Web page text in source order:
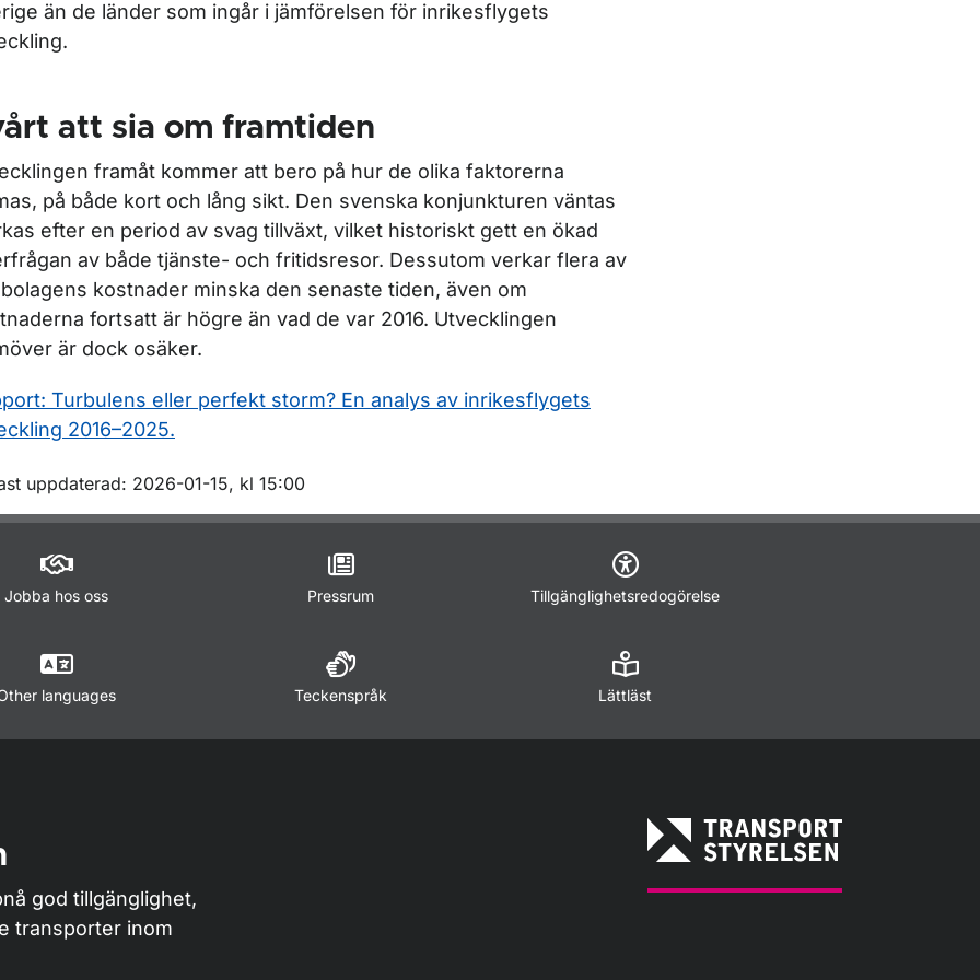
än de länder som ingår i jämförelsen för inrikesflygets
att sia om framtiden
framåt kommer att bero på hur de olika faktorerna
på både kort och lång sikt. Den svenska konjunkturen väntas
efter en period av svag tillväxt, vilket historiskt gett en ökad
av både tjänste- och fritidsresor. Dessutom verkar flera av
kostnader minska den senaste tiden, även om
fortsatt är högre än vad de var 2016. Utvecklingen
är dock osäker.
Turbulens eller perfekt storm? En analys av inrikesflygets
2016–2025.
sidan
uppdaterad: 2026-01-15, kl 15:00
Jobba hos oss Pressrum Tillgänglighetsredogörelse
languages Teckenspråk Lättläst
god tillgänglighet,
transporter inom